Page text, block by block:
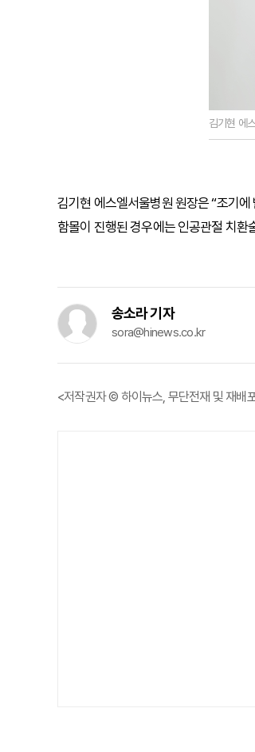
김기현 에
김기현 에스엘서울병원 원장은 “조기
함몰이 진행된 경우에는 인공관절 치환
송소라 기자
sora@hinews.co.kr
<저작권자 © 하이뉴스, 무단전재 및 재배